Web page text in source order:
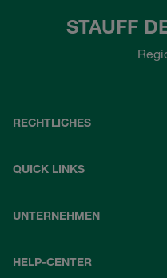
STAUFF
RECHTLICHES
QUICK LINKS
UNTERNEHMEN
HELP-CENTER